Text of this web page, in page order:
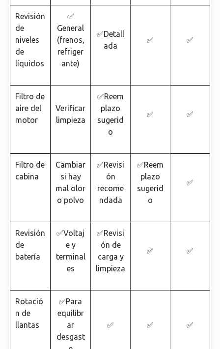
Revisión
de
niveles
de
líquidos
✅
General
(frenos,
refriger
ante)
✅Detall
ada
✅ ✅
Filtro de
aire del
motor
Verificar
limpieza
✅Reem
plazo
sugerid
o
✅ ✅
Filtro de
cabina
Cambiar
si hay
mal olor
o polvo
✅Revisi
ón
recome
ndada
✅Reem
plazo
sugerid
o
✅
Revisión
de
batería
✅Voltaj
e y
terminal
es
✅Revisi
ón de
carga y
limpieza
✅ ✅
Rotació
n de
llantas
✅Para
equilibr
ar
desgast
✅ ✅ ✅